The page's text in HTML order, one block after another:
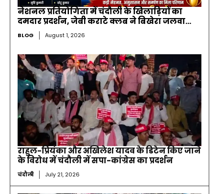
नेशनल प्रतियोगिता में चंदौली के खिलाड़ियों का
दमदार प्रदर्शन, जेबी कराटे क्लब ने बिखेरा जलवा…
BLOG August 1, 2026
राहुल-प्रियंका और अखिलेश यादव के डिटेन किए जाने
के विरोध में चंदौली में सपा-कांग्रेस का प्रदर्शन
चंदौली July 21, 2026